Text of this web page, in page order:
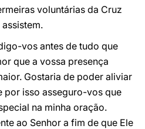
voluntárias da Cruz
vos antes de tudo que
que a vossa presença
Gostaria de poder aliviar
por isso asseguro-vos que
na minha oração.
ao Senhor a fim de que Ele